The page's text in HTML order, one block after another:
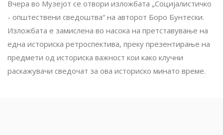
Вчера во Музејот се отвори изложбата „Социјалистичко
- општествени сведоштва“ на авторот Боро Бунтески.
Изложбата е замислена во насока на претставување на
една историска ретроспектива, преку презентирање на
предмети од историска важност кои како клучни
раскажувачи сведочат за ова историско минато време.